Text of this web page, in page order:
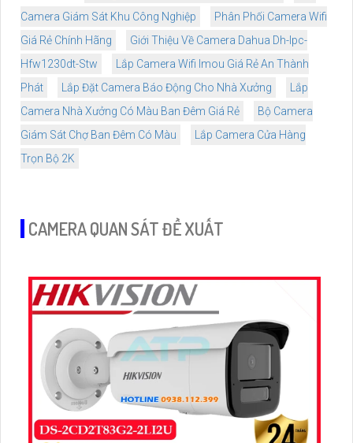
Camera Giám Sát Khu Công Nghiệp
Phân Phối Camera Wifi
Giá Rẻ Chính Hãng
Giới Thiệu Về Camera Dahua Dh-Ipc-
Hfw1230dt-Stw
Lắp Camera Wifi Imou Giá Rẻ An Thành
Phát
Lắp Đặt Camera Báo Động Cho Nhà Xưởng
Lắp
Camera Nhà Xưởng Có Màu Ban Đêm Giá Rẻ
Bộ Camera
Giám Sát Chợ Ban Đêm Có Màu
Lắp Camera Cửa Hàng
Trọn Bộ 2K
CAMERA QUAN SÁT ĐỀ XUẤT